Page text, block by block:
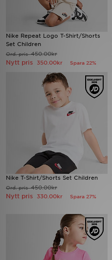
Nike Repeat Logo T-Shirt/Shorts
Set Children
Ord. pris450.00kr
Nytt pris 350.00kr Spara 22%
Nike T-Shirt/Shorts Set Children
Ord. pris450.00kr
Nytt pris 330.00kr Spara 27%
JD Blogg